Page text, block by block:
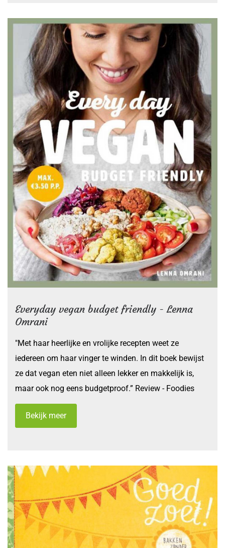
Everyday vegan budget friendly - Lenna
Omrani
"Met haar heerlijke en vrolijke recepten weet ze
iedereen om haar vinger te winden. In dit boek bewijst
ze dat vegan eten niet alleen lekker en makkelijk is,
maar ook nog eens budgetproof.” Review - Foodies
Bekijk meer